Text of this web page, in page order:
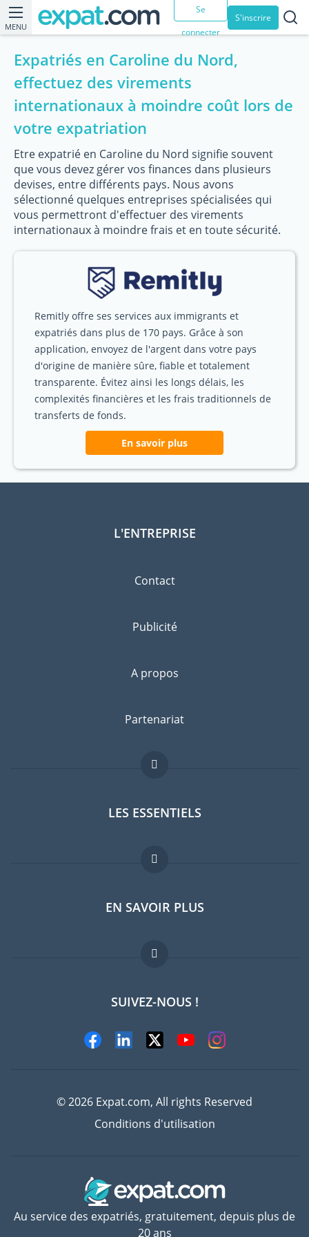
MENU
Se
connecter
S'inscrire
Expatriés en Caroline du Nord,
effectuez des virements
internationaux à moindre coût lors de
votre expatriation
Etre expatrié en Caroline du Nord signifie souvent
que vous devez gérer vos finances dans plusieurs
devises, entre différents pays. Nous avons
sélectionné quelques entreprises spécialisées qui
vous permettront d'effectuer des virements
internationaux à moindre frais et en toute sécurité.
Remitly offre ses services aux immigrants et
expatriés dans plus de 170 pays. Grâce à son
application, envoyez de l'argent dans votre pays
d'origine de manière sûre, fiable et totalement
transparente. Évitez ainsi les longs délais, les
complexités financières et les frais traditionnels de
transferts de fonds.
En savoir plus
L'ENTREPRISE
Contact
Publicité
A propos
Partenariat
LES ESSENTIELS
Forum expatriés
Guides pays
Offres d'emploi
EN SAVOIR PLUS
FAQ
Experts
SUIVEZ-NOUS !
© 2026 Expat.com, All rights Reserved
Conditions d'utilisation
Au service des expatriés, gratuitement, depuis plus de
20 ans